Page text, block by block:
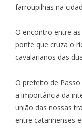
farroupilhas na
O encontro entre
ponte que cruza o
cavalarianos das
O prefeito de
a importância da
união das nossas
entre catarinenses